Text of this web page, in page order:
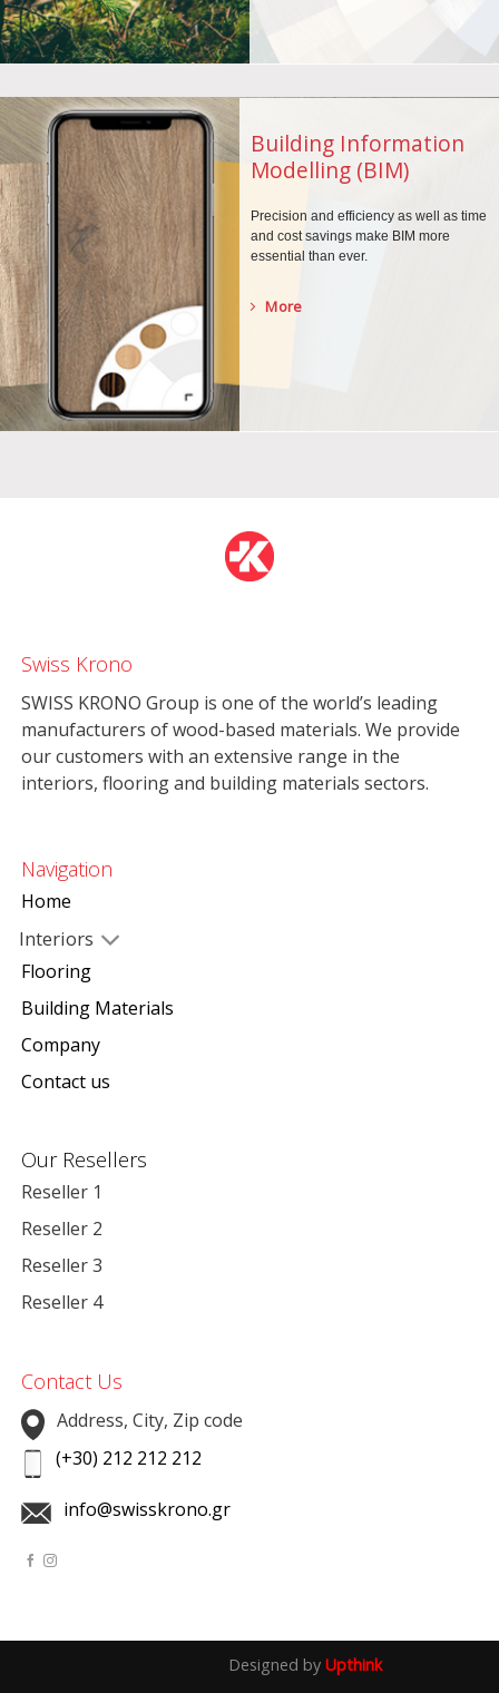
Building Information
Modelling (BIM)
Precision and efficiency as well as time
and cost savings make BIM more
essential than ever.
More
Swiss Krono
SWISS KRONO Group is one of the world’s leading
manufacturers of wood-based materials. We provide
our customers with an extensive range in the
interiors, flooring and building materials sectors.
Navigation
Home
Interiors
Flooring
Building Materials
Company
Contact us
Our Resellers
Reseller 1
Reseller 2
Reseller 3
Reseller 4
Contact Us
Address, City, Zip code
(+30) 212 212 212
info@swisskrono.gr
Designed by Upthink